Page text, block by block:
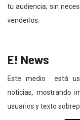
tu audiencia; sin
venderlos.
E! News
Este medio está
noticias, mostrando
usuarios y texto